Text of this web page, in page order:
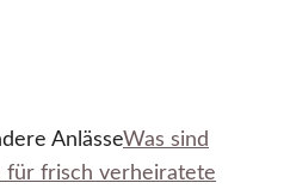
AnlässeWas sind
für frisch verheiratete